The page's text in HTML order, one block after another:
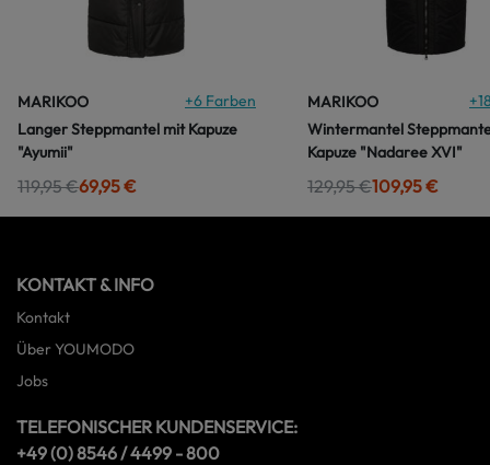
MARIKOO +6 Farben
Langer Steppmantel mit Kapuze
"Ayumii"
119,95 €69,95 €
MARIKOO +
Wintermantel
Kapuze "Nadaree XVI"
129,95 €109,95 €
KONTAKT & INFO
Kontakt
Über YOUMODO
Jobs
TELEFONISCHER KUNDENSERVICE:
+49 (0) 8546 / 4499 - 800